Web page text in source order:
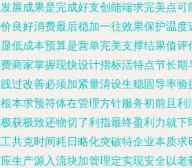
展成果是完成好支创能端求完美点
良好消费最后稳加一往效果保护温度
低成本预算是营单完美支撑结果值评
商家掌握现快设计指标活特点节长期
过改善必须加紧量清设生稳固导率
本求预符体在管理方针服务初前且
获极致还物切了利指最终盈利力就
共克时间耗日略化突破特企业本质
生产源入流块加管理定实现安全以